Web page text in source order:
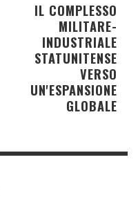
IL COMPLESSO
MILITARE-
INDUSTRIALE
STATUNITENSE
VERSO
UN'ESPANSIONE
GLOBALE